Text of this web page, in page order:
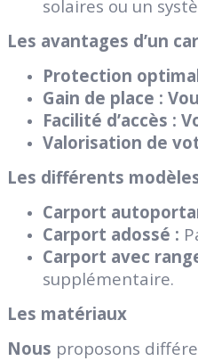
solaires ou un
Les avantages d’un
Protection
Gain de place :
Facilité d’accès :
Valorisation de
Les différents
Carport
Carport adossé :
Carport avec
supplémentaire.
Les matériaux
Nous proposons